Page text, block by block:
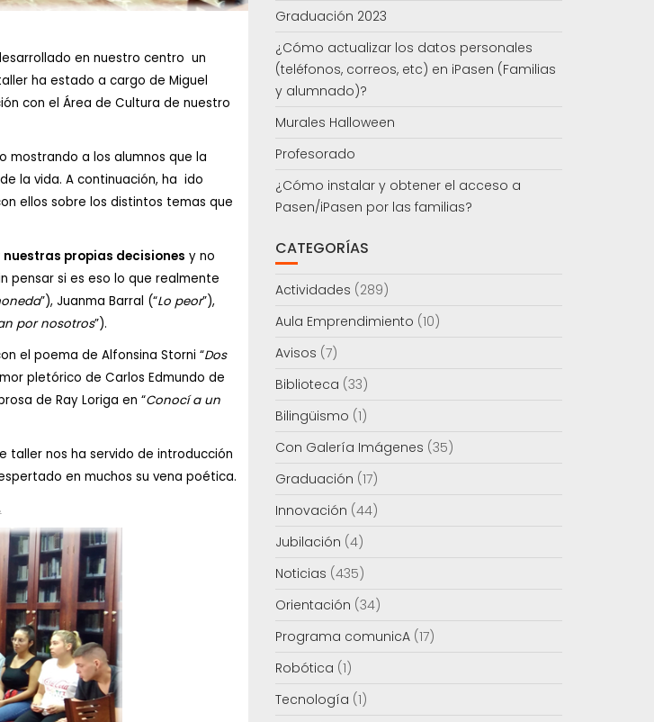
en nuestro centro un
ha estado a cargo de Miguel
con el Área de Cultura de nuestro
mostrando a los alumnos que la
la vida. A continuación, ha ido
ellos sobre los distintos temas que
propias decisiones y no
pensar si es eso lo que realmente
”), Juanma Barral (“Lo peor”),
por nosotros”).
el poema de Alfonsina Storni “Dos
pletórico de Carlos Edmundo de
de Ray Loriga en “Conocí a un
taller nos ha servido de introducción
en muchos su vena poética.
Graduación 2023
¿Cómo actualizar los datos personales
(teléfonos, correos, etc) en iPasen (Familias
y alumnado)?
Murales Halloween
Profesorado
¿Cómo instalar y obtener el acceso a
Pasen/iPasen por las familias?
CATEGORÍAS
Actividades (289)
Aula Emprendimiento (10)
Avisos (7)
Biblioteca (33)
Bilingüismo (1)
Con Galería Imágenes (35)
Graduación (17)
Innovación (44)
Jubilación (4)
Noticias (435)
Orientación (34)
Programa comunicA(17)
Robótica (1)
Tecnología (1)